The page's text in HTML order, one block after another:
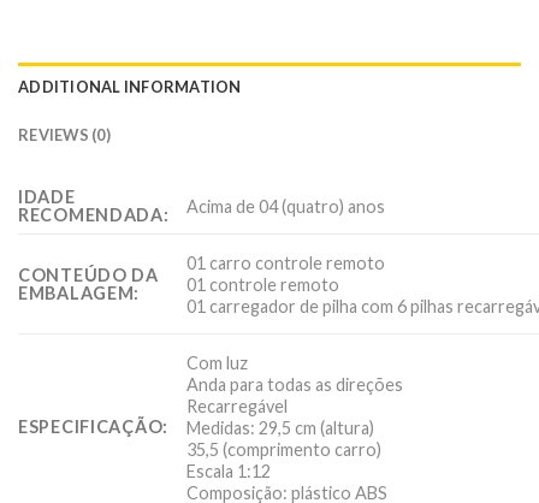
ADDITIONAL INFORMATION
REVIEWS (0)
IDADE
RECOMENDADA:
Acima de 04 (quatro) anos
CONTEÚDO DA
EMBALAGEM:
01 carro controle remoto
01 controle remoto
01 carregador de pilha com 6 pilhas
ESPECIFICAÇÃO:
Com luz
Anda para todas as direções
Recarregável
Medidas: 29,5 cm (altura)
35,5 (comprimento carro)
Escala 1:12
Composição: plástico ABS